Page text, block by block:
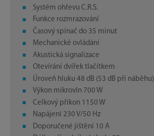
Systém ohřevu C.R.S.
Funkce rozmrazování
Časový spínač do 35 minut
Mechanické ovládání
Akustická signalizace
Otevírání dvířek tlačítkem
Úroveň hluku 48 dB (53 dB při náběhu)
Výkon mikrovln 700 W
Celkový příkon 1150 W
Napájení 230 V/50 Hz
Doporučené jištění 10 A